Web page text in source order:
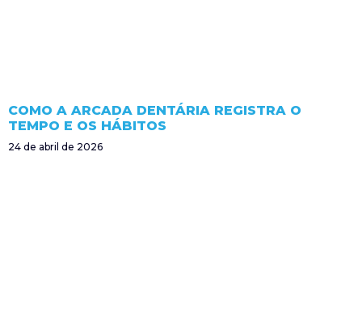
COMO A ARCADA DENTÁRIA REGISTRA O
TEMPO E OS HÁBITOS
24 de abril de 2026